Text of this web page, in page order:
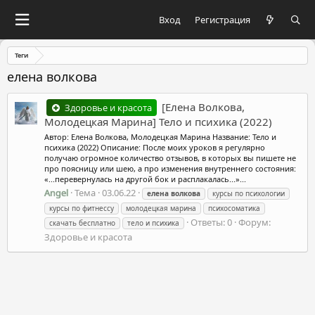
Вход Регистрация
Теги
елена волкова
Здоровье и красота
[Елена Волкова,
Молодецкая Марина] Тело и психика (2022)
Автор: Елена Волкова, Молодецкая Марина Название: Тело и
психика (2022) Описание: После моих уроков я регулярно
получаю огромное количество отзывов, в которых вы пишете не
про поясницу или шею, а про изменения внутреннего состояния:
«...перевернулась на другой бок и расплакалась...»...
Angel Тема 03.06.22 елена волкова
курсы по психологии
курсы по фитнессу
молодецкая марина
психосоматика
скачать бесплатно
тело и психика Ответы: 0 Форум:
Здоровье и красота